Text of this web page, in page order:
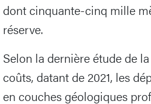
dont cinquante-cinq mille
réserve.
Selon la dernière étude de
coûts, datant de 2021, les
en couches géologiques